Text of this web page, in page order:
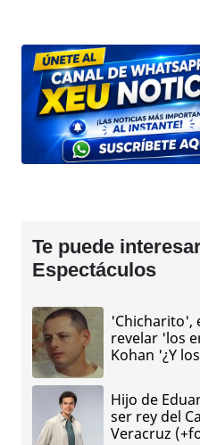
Te puede
Espectáculos
'Chicharito',
revelar 'los
Kohan '¿Y
Hijo de
ser rey del
Veracruz